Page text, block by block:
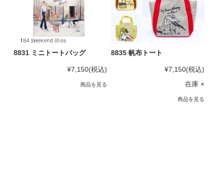
8831 ミニトートバッグ
¥7,150(税込)
商品を見る
8835 帆布トート
¥7,150(税込)
在庫 ×
商品を見る